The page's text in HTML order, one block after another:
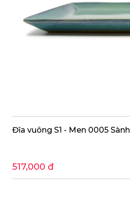
Đĩa vuông S1 - Men 0005 Sành
517,000 đ